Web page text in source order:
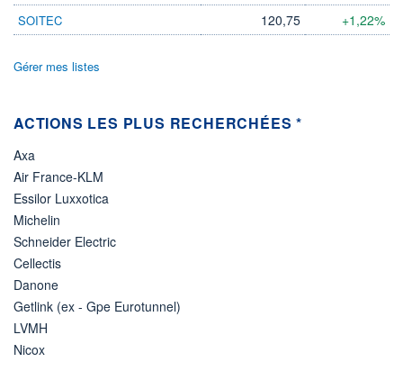
SOITEC 120,75 +1,22%
Gérer mes listes
ACTIONS LES PLUS RECHERCHÉES *
Axa
Air France-KLM
Essilor Luxxotica
Michelin
Schneider Electric
Cellectis
Danone
Getlink (ex - Gpe Eurotunnel)
LVMH
Nicox